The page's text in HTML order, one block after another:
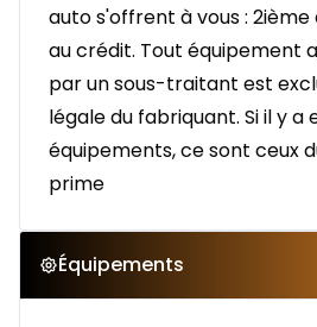
auto s'offrent à vous :
au crédit. Tout équipement
par un sous-traitant est
légale du fabriquant. Si il y a
équipements, ce sont ceux
prime
Équipements